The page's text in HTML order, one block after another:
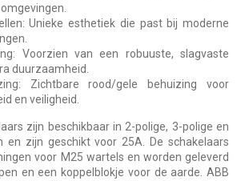
Unieke esthetiek die past bij moderne
Voorzien van een robuuste, slagvaste
duurzaamheid.
Zichtbare rood/gele behuizing voor
en veiligheid.
zijn beschikbaar in 2-polige, 3-polige en
en zijn geschikt voor 25A. De schakelaars
voor M25 wartels en worden geleverd
en een koppelblokje voor de aarde. ABB